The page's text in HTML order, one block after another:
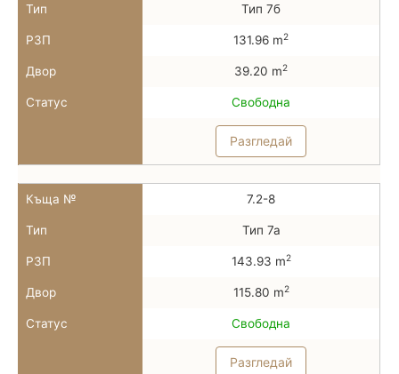
Тип Тип 7б
РЗП 131.96 m2
Двор 39.20 m2
Статус Свободна
Разгледай
Къща № 7.2-8
Тип Тип 7а
РЗП 143.93 m2
Двор 115.80 m2
Статус Свободна
Разгледай